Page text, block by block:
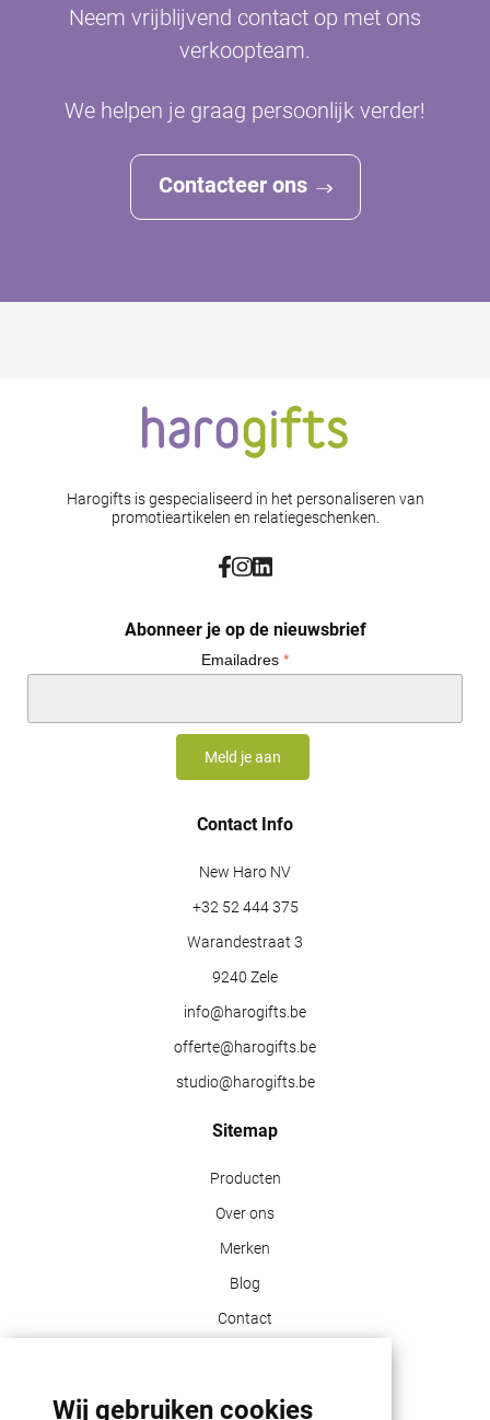
Wij gebruiken cookies
Neem vrijblijvend contact op met ons
verkoopteam.
We helpen je graag persoonlijk verder!
Contacteer ons
Harogifts is gespecialiseerd in het personaliseren van
promotieartikelen en relatiegeschenken.
Abonneer je op de nieuwsbrief
Emailadres *
Contact Info
New Haro NV
+32 52 444 375
Warandestraat 3
9240 Zele
info@harogifts.be
offerte@harogifts.be
studio@harogifts.be
Sitemap
Producten
Over ons
Merken
Blog
Contact
GDPR | PRIVACY POLICY | HAROGIFTS